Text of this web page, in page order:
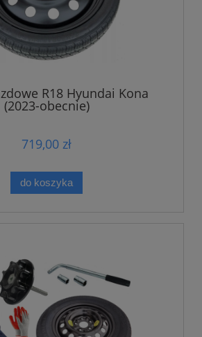
R18 Hyundai Kona
(2023-obecnie)
719,00 zł
do koszyka